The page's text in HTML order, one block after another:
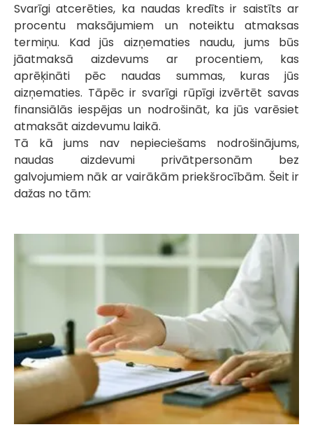
Svarīgi atcerēties, ka naudas kredīts ir saistīts ar
procentu maksājumiem un noteiktu atmaksas
termiņu. Kad jūs aizņematies naudu, jums būs
jāatmaksā aizdevums ar procentiem, kas
aprēķināti pēc naudas summas, kuras jūs
aizņematies. Tāpēc ir svarīgi rūpīgi izvērtēt savas
finansiālās iespējas un nodrošināt, ka jūs varēsiet
atmaksāt aizdevumu laikā.
Tā kā jums nav nepieciešams nodrošinājums,
naudas aizdevumi privātpersonām bez
galvojumiem nāk ar vairākām priekšrocībām. Šeit ir
dažas no tām: